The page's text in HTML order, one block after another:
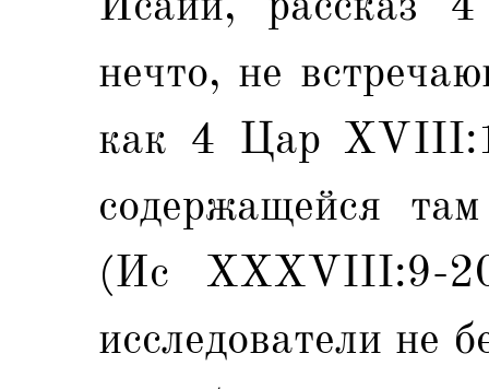
нечто, не
как 4 Цар
содержащейся
(Ис XXXVIII:9-
исследователи не